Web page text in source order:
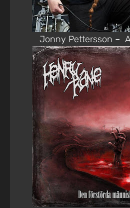
Jonny Pettersson –